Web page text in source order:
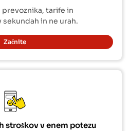
prevoznika, tarife in
sekundah in ne urah.
Začnite
stroškov v enem potezu